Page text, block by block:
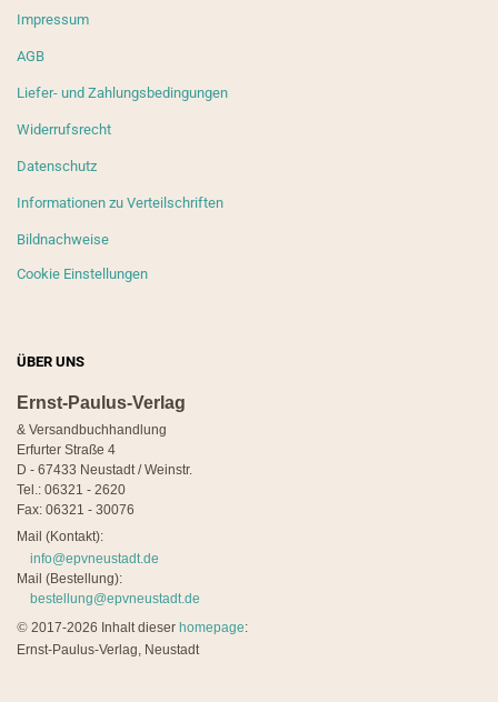
Impressum
AGB
Liefer- und Zahlungsbedingungen
Widerrufsrecht
Datenschutz
Informationen zu Verteilschriften
Bildnachweise
Cookie Einstellungen
ÜBER UNS
Ernst-Paulus-Verlag
& Versandbuchhandlung
Erfurter Straße 4
D - 67433 Neustadt / Weinstr.
Tel.: 06321 - 2620
Fax: 06321 - 30076
Mail (Kontakt):
info@epvneustadt.de
Mail (Bestellung):
bestellung@epvneustadt.de
© 2017-2026 Inhalt dieser homepage:
Ernst-Paulus-Verlag, Neustadt